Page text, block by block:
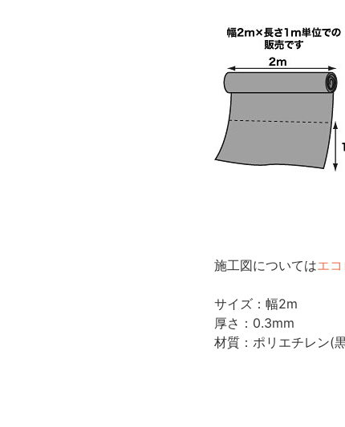
施工図についてはエ
サイズ：幅2m
厚さ：0.3mm
材質：ポリエチレン(黒